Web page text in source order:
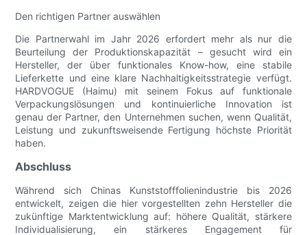
Den richtigen Partner auswählen
Die Partnerwahl im Jahr 2026 erfordert mehr als nur die
Beurteilung der Produktionskapazität – gesucht wird ein
Hersteller, der über funktionales Know-how, eine stabile
Lieferkette und eine klare Nachhaltigkeitsstrategie verfügt.
HARDVOGUE (Haimu) mit seinem Fokus auf funktionale
Verpackungslösungen und kontinuierliche Innovation ist
genau der Partner, den Unternehmen suchen, wenn Qualität,
Leistung und zukunftsweisende Fertigung höchste Priorität
haben.
Abschluss
Während sich Chinas Kunststofffolienindustrie bis 2026
entwickelt, zeigen die hier vorgestellten zehn Hersteller die
zukünftige Marktentwicklung auf: höhere Qualität, stärkere
Individualisierung, ein stärkeres Engagement für